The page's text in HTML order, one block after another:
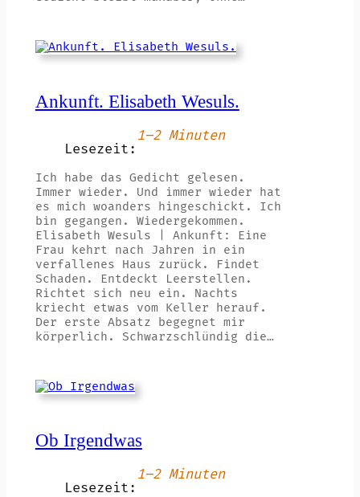
Ankunft. Elisabeth Wesuls.
Lesezeit:
1–2 Minuten
Ich habe das Gedicht gelesen.
Immer wieder. Und immer wieder hat
es mich woanders hingeschickt. Ich
bin gegangen. Wiedergekommen.
Elisabeth Wesuls | Ankunft: Eine
Frau kehrt nach Jahren in ein
verfallenes Haus zurück. Findet
Schaden. Entdeckt Leerstellen.
Richtet sich neu ein. Nachts
kriecht etwas vom Keller herauf.
Der erste Absatz begegnet mir
körperlich. Schwarzschlündig die…
Ob Irgendwas
Lesezeit:
1–2 Minuten